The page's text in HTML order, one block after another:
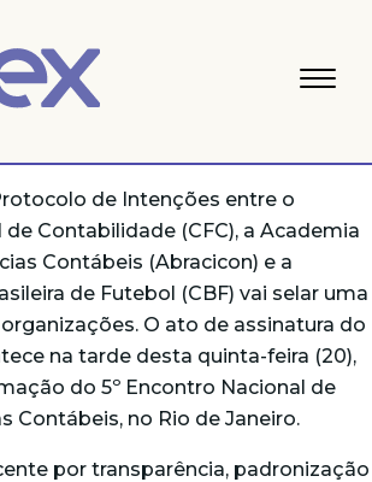
de Intenções entre o
de Contabilidade (CFC), a Academia
Contábeis (Abracicon) e a
de Futebol (CBF) vai selar uma
O ato de assinatura do
na tarde desta quinta-feira (20),
do 5º Encontro Nacional de
Contábeis, no Rio de Janeiro.
por transparência, padronização